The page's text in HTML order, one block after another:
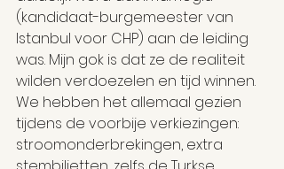
(kandidaat-burgemeester van
Istanbul voor CHP) aan de leiding
was. Mijn gok is dat ze de realiteit
wilden verdoezelen en tijd winnen.
We hebben het allemaal gezien
tijdens de voorbije verkiezingen:
stroomonderbrekingen, extra